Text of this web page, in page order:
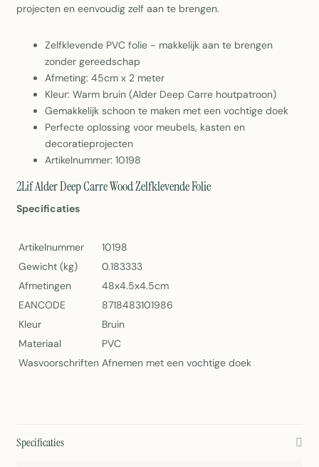
projecten en eenvoudig zelf aan te brengen.
Zelfklevende PVC folie - makkelijk aan te brengen
zonder gereedschap
Afmeting: 45cm x 2 meter
Kleur: Warm bruin (Alder Deep Carre houtpatroon)
Gemakkelijk schoon te maken met een vochtige doek
Perfecte oplossing voor meubels, kasten en
decoratieprojecten
Artikelnummer: 10198
2Lif Alder Deep Carre Wood Zelfklevende Folie
Specificaties
Artikelnummer
10198
Gewicht (kg)
0.183333
Afmetingen
48x4.5x4.5cm
EANCODE
8718483101986
Kleur
Bruin
Materiaal
PVC
Wasvoorschriften Afnemen met een vochtige doek
Specificaties